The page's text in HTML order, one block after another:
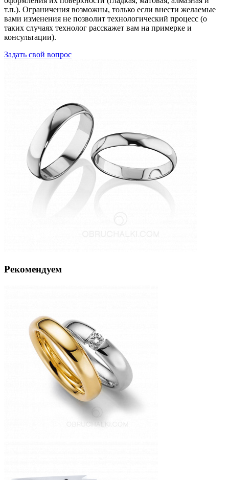
т.п.). Ограничения возможны, только если внести желаемые
вами изменения не позволит технологический процесс (о
таких случаях технолог расскажет вам на примерке и
консультации).
Задать свой вопрос
Рекомендуем